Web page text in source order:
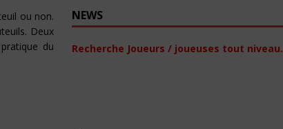
ou non.
Deux
du
NEWS
Recherche Joueurs / joueuses tout niveau.